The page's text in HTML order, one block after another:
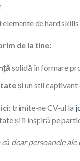
elemente de hard
de la tine:
solidă în formare
și un stil captivant
trimite-ne CV-ul la
și îi inspiră pe
doar persoanele